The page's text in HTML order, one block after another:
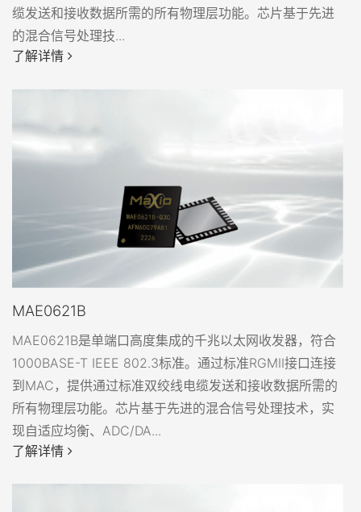
缆发送和接收数据所需的所有物理层功能。芯片基于先进
的混合信号处理技...
了解详情
MAE0621B
MAE0621B是单端口高度集成的千兆以太网收发器，符合
1000BASE-T IEEE 802.3标准。通过标准RGMII接口连接
到MAC，提供通过标准双绞线电缆发送和接收数据所需的
所有物理层功能。芯片基于先进的混合信号处理技术，实
现自适应均衡、ADC/DA...
了解详情